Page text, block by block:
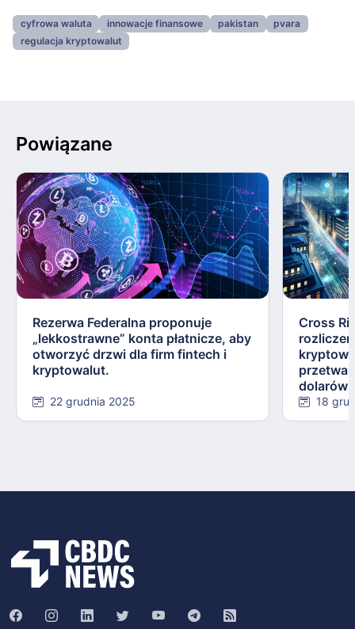
cyfrowa waluta innowacje finansowe pakistan
pvara
regulacja kryptowalut
Powiązane
Rezerwa Federalna proponuje
„lekkostrawne” konta płatnicze, aby
otworzyć drzwi dla firm fintech i
kryptowalut.
22 grudnia 2025
Cross
dolarów
18